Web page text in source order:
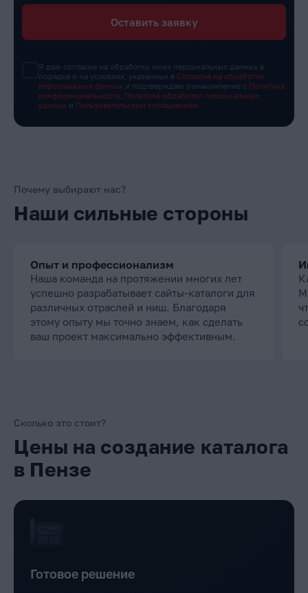
Оставить заявку
Я даю согласие на обработку моих персональных данных в
порядке и на условиях, указанных в Согласие на обработку
персональных данных и подтверждаю ознакомление с Политика
конфиденциальности
Политика обработки персональных
данных и Пользовательским соглашением
Почему выбирают нас?
Наши сильные стороны
Опыт и профессионализм
Наша команда на протяжении многих лет
успешно разрабатывает сайты-каталоги для
различных отраслей и ниш. Благодаря
этому опыту мы точно знаем, как сделать
ваш проект максимально эффективным.
Сколько это стоит?
Цены на создание каталога
в Пензе
Готовое решение